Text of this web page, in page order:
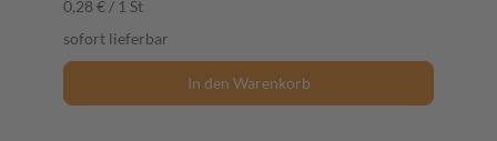
0,28 € / 1 St
sofort lieferbar
In den Warenkorb